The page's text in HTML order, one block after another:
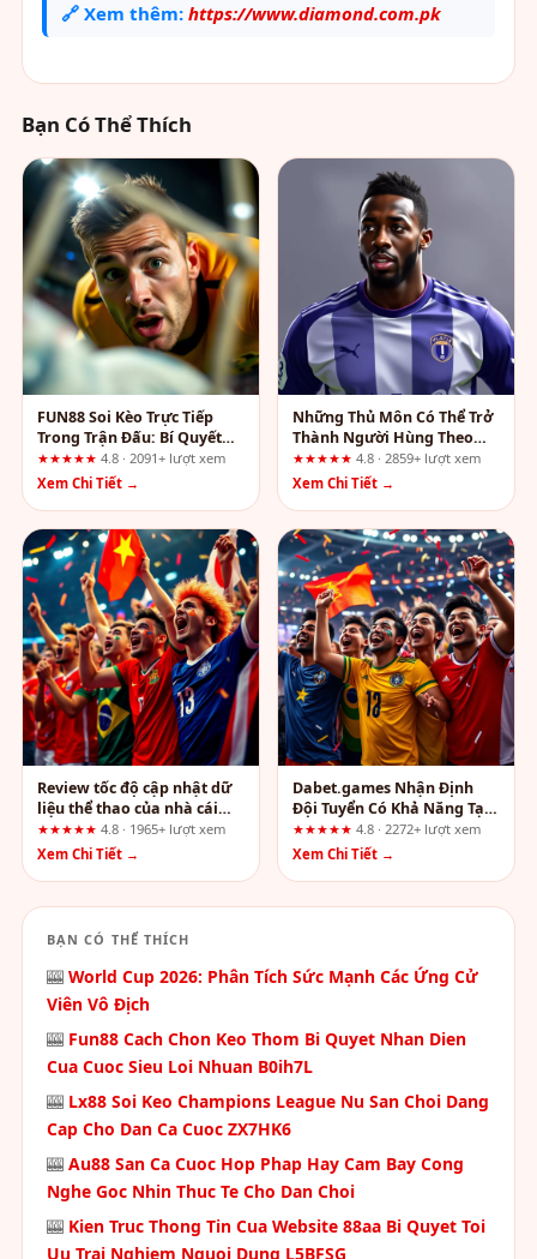
🔗 Xem thêm: https://www.diamond.com.pk
Bạn Có Thể Thích
FUN88 Soi Kèo Trực Tiếp
Trong Trận Đấu: Bí Quyết
Đọc Vị Thế Trận Cực Đỉnh
★★★★★ 4.8 · 2091+ lượt xem
Xem Chi Tiết →
Những Thủ Môn Có Thể Trở
Thành Người Hùng Theo
Nhận Định SIN88
★★★★★ 4.8 · 2859+ lượt xem
Xem Chi Tiết →
Review tốc độ cập nhật dữ
liệu thể thao của nhà cái
lode88.se.net: Ai nên và ai
không nên tham gia?
★★★★★ 4.8 · 1965+ lượt xem
Xem Chi Tiết →
Dabet.games Nhận Định
Đội Tuyển Có Khả Năng Tạo
Nhịp Chơi Biến Hóa Hơn
★★★★★ 4.8 · 2272+ lượt xem
Xem Chi Tiết →
BẠN CÓ THỂ THÍCH
🎰 World Cup 2026: Phân Tích Sức Mạnh Các Ứng Cử
Viên Vô Địch
🎰 Fun88 Cach Chon Keo Thom Bi Quyet Nhan Dien
Cua Cuoc Sieu Loi Nhuan B0ih7L
🎰 Lx88 Soi Keo Champions League Nu San Choi Dang
Cap Cho Dan Ca Cuoc ZX7HK6
🎰 Au88 San Ca Cuoc Hop Phap Hay Cam Bay Cong
Nghe Goc Nhin Thuc Te Cho Dan Choi
🎰 Kien Truc Thong Tin Cua Website 88aa Bi Quyet Toi
Uu Trai Nghiem Nguoi Dung L5BFSG